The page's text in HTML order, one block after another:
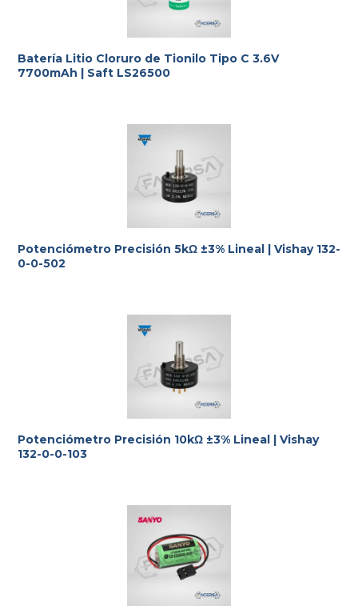
Batería Litio Cloruro de Tionilo Tipo C 3.6V
7700mAh | Saft LS26500
Potenciómetro Precisión 5kΩ ±3% Lineal | Vishay 132-
0-0-502
Potenciómetro Precisión 10kΩ ±3% Lineal | Vishay
132-0-0-103
Te ayudamos con la elección más adecuada